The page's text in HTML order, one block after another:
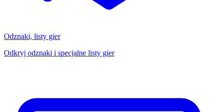
Odznaki, listy gier
Odkryj odznaki i specjalne listy gier